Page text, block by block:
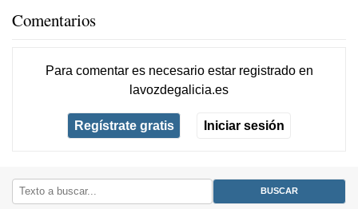
Comentarios
Para comentar es necesario estar registradoen
lavozdegalicia.es
Regístrate gratis Iniciar sesión